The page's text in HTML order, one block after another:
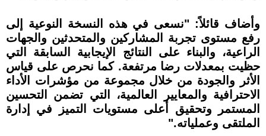
وأضاف قائلاً: "نسعى في هذه النسخة النوعية إلى
رفع مستوى تجربة المشاركين والمتحدثين والجهات
الراعية، والبناء على النتائج الإيجابية السابقة التي
حظيت بمعدلات رضا مرتفعة. كما نحرص على قياس
الأثر والجودة من خلال مجموعة من مؤشرات الأداء
الاحترافية والمعايير العالمية، التي تضمن التحسين
المستمر وتحقيق أعلى مستويات التميز في إدارة
الملتقى وعملياته."